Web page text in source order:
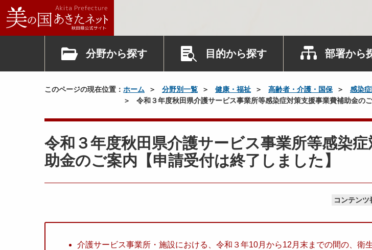
分野から探す 目的から探す 部署から
このページの現在位置： ホーム 分野別一覧 健康・福祉 高齢者・介護・国保
感染
令和３年度秋田県介護サービス事業所等感染症対策支援事業費補助金の
令和３年度秋田県介護サービス事業所等感染
助金のご案内【申請受付は終了しました】
コンテン
介護サービス事業所・施設における、令和３年10月から12月末までの間の、衛